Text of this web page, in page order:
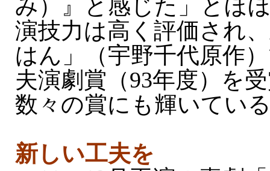
み）』と感じた」とほ
演技力は高く評価され
はん」（宇野千代原作
夫演劇賞（93年度）を
数々の賞にも輝いてい
新しい工夫を